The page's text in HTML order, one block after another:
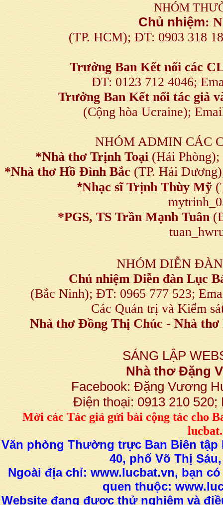
NHÓM
Chủ nhiệm:
(TP. HCM); ĐT: 0903 318
Trưởng Ban Kết nối các
ĐT: 0123 712 4046;
Trưởng Ban Kết nối tác giả
(Cộng hòa Ucraine);
NHÓM ADMIN CÁC
*Nhà thơ Trịnh Toại (Hải
*Nhà thơ Hồ Đình Bắc (TP. Hải
*Nhạc sĩ Trịnh Thùy Mỹ
*PGS, TS Trần Mạnh Tuân
NHÓM DIỄN
Chủ nhiệm Diễn đàn Lục
(Bắc Ninh); ĐT: 0965 777 523;
Các Quản trị và Kiểm
Nhà thơ Đồng Thị Chúc - Nhà thơ
SÁNG LẬP
Nhà thơ Đặng
Facebook: Đặng Vương
Điện thoại: 0913 210
Mời các Tác giả gửi bàicộng tác cho
Văn phòng Thường trực Ban Biên tập
40, phố Võ Thị
Ngoài địa chỉ: www.lucbat.vn, bạn
quen thuộc:
Website đang được thử nghiệm và